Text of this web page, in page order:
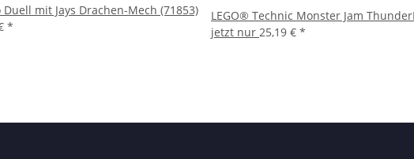
mit Jays Drachen-Mech (71853)
*
LEGO® Technic Monster Jam
jetzt nur 25,19 € *